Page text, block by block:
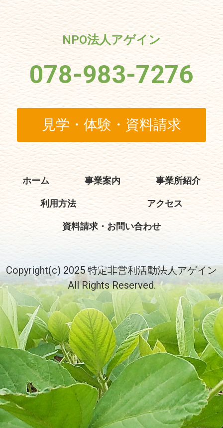
NPO法人アゲイン
078-983-7276
見学・体験・資料請求
ホーム 事業案内 事業所紹介
利用方法 アクセス
資料請求・お問い合わせ
Copyright(c) 2025 特定非営利活動法人アゲイン
All Rights Reserved.